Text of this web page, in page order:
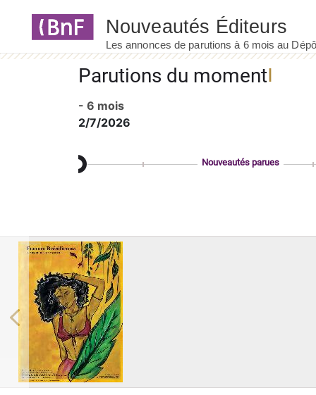
Parutions du moment
- 6 mois
2/7/2026
Nouveautés parues
Previous